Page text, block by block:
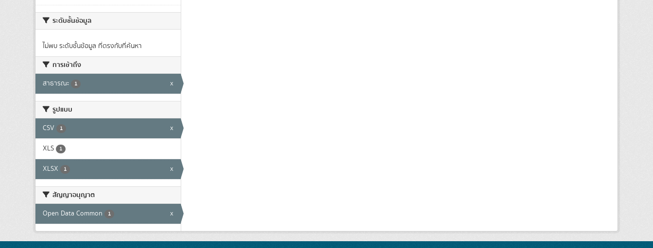
ระดับชั้นข้อมูล
ไม่พบ ระดับชั้นข้อมูล ที่ตรงกับที่ค้นหา
การเข้าถึง
สาธารณะ 1 x
รูปแบบ
CSV 1 x
XLS 1
XLSX 1 x
สัญญาอนุญาต
Open Data Common 1 x